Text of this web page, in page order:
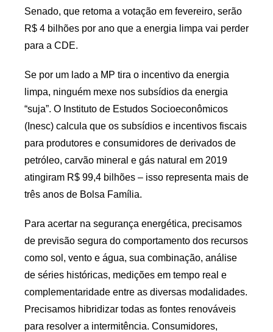
Senado, que retoma a votação em fevereiro, serão
R$ 4 bilhões por ano que a energia limpa vai perder
para a CDE.
Se por um lado a MP tira o incentivo da energia
limpa, ninguém mexe nos subsídios da energia
“suja”. O Instituto de Estudos Socioeconômicos
(Inesc) calcula que os subsídios e incentivos fiscais
para produtores e consumidores de derivados de
petróleo, carvão mineral e gás natural em 2019
atingiram R$ 99,4 bilhões – isso representa mais de
três anos de Bolsa Família.
Para acertar na segurança energética, precisamos
de previsão segura do comportamento dos recursos
como sol, vento e água, sua combinação, análise
de séries históricas, medições em tempo real e
complementaridade entre as diversas modalidades.
Precisamos hibridizar todas as fontes renováveis
para resolver a intermitência. Consumidores,